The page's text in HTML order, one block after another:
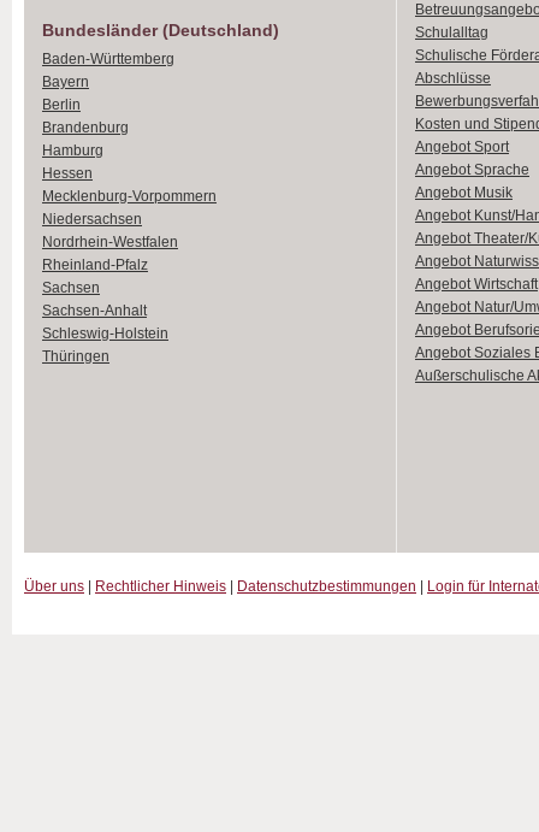
Bundesländer (Deutschland)
Baden-Württemberg
Bayern
Berlin
Brandenburg
Hamburg
Hessen
Mecklenburg-Vorpommern
Niedersachsen
Nordrhein-Westfalen
Rheinland-Pfalz
Sachsen
Sachsen-Anhalt
Schleswig-Holstein
Thüringen
Schulalltag
Schulische
Abschlüsse
Kosten und
Angebot Sport
Angebot Sprache
Angebot Musik
Angebot Kunst/
Angebot Theater/
Angebot
Angebot Wirtschaft
Angebot Natur/
Angebot
Angebot Soziales
Außerschulische
Über uns Rechtlicher Hinweis Datenschutzbestimmungen Login für